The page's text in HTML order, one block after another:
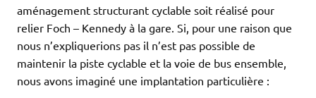
aménagement structurant cyclable soit réalisé pour
relier Foch – Kennedy à la gare. Si, pour une raison que
nous n’expliquerions pas il n’est pas possible de
maintenir la piste cyclable et la voie de bus ensemble,
nous avons imaginé une implantation particulière :